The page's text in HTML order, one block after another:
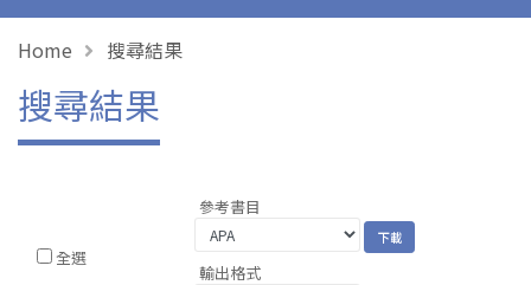
Home 搜尋結果
搜尋結果
全選
參考書目
輸出格式